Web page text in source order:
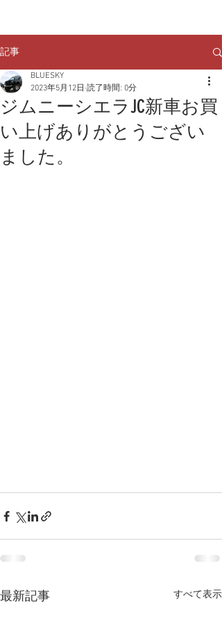
記事
ジムニーシエラJC新車お買
い上げありがとうござい
ました。
BLUESKY
2023年5月12日 読了時間: 0分
最新記事 すべて表示